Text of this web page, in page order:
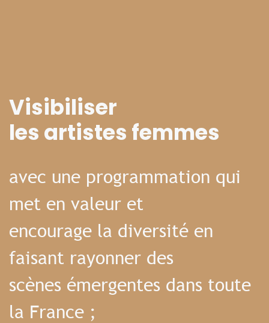
Visibiliser
les artistes femmes
avec une programmation qui
met en valeur et
encourage la diversité en
faisant rayonner des
scènes émergentes dans toute
la France ;